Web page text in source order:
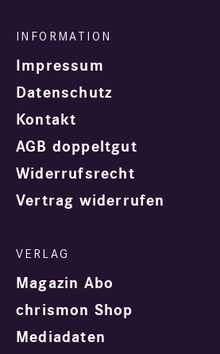
Impressum
Datenschutz
Kontakt
AGB doppeltgut
Widerrufsrecht
Vertrag widerrufen
Magazin Abo
chrismon Shop
Mediadaten